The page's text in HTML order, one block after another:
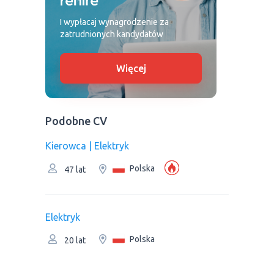
I wypłacaj wynagrodzenie za
zatrudnionych kandydatów
Więcej
Podobne CV
Kierowca | Elektryk
47 lat Polska
Elektryk
20 lat Polska